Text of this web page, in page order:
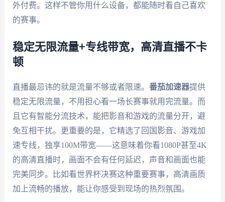
外付费。这样不管你用什么设备，都能随时看自己喜欢
的赛事。
稳定无限流量+专线带宽，高清直播不卡
顿
直播最忌讳的就是流量不够或者限速。 番茄加速器提供
稳定无限流量，不用担心看一场长赛事就用完流量。而
且它有智能分流技术，能把影音和游戏的流量分开，避
免互相干扰。更重要的是，它精选了回国影音、游戏加
速专线，独享100M带宽——这意味着你看1080P甚至4K
的高清直播时，画面不会有任何延迟，声音和画面也能
完美同步。比如看世界杯决赛这种重要赛事，高清画质
加上流畅的播放，能让你感受到现场的热烈氛围。